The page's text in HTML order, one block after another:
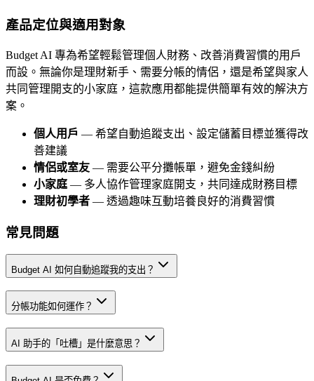
產品定位與適用對象
Budget AI 專為希望輕鬆管理個人財務、改善消費習慣的用戶
而設。無論你是理財新手、需要分帳的情侶，還是希望與家人
共同管理開支的小家庭，這款應用都能提供簡單有效的解決方
案。
個人用戶 — 希望自動追蹤支出、設定儲蓄目標並獲得改
善建議
情侶或室友 — 需要公平分攤帳單，避免金錢糾紛
小家庭 — 多人協作管理家庭開支，共同達成財務目標
理財初學者 — 透過趣味互動培養良好的消費習慣
常見問題
Budget AI 如何自動追蹤我的支出？
分帳功能如何運作？
AI 助手的「吐槽」是什麼意思？